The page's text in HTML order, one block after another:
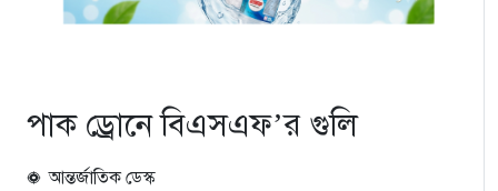
পাক ড্রোনে বিএসএফ’র গুলি
আন্তর্জাতিক ডেস্ক